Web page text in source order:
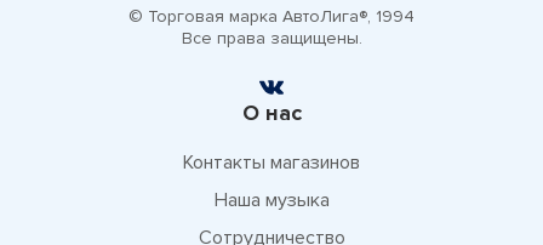
© Торговая марка АвтоЛига®, 1994
Все права защищены.
О нас
Контакты магазинов
Наша музыка
Сотрудничество